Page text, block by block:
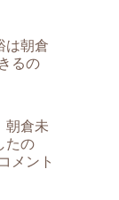
は朝倉
るの
朝倉未
たの
メント